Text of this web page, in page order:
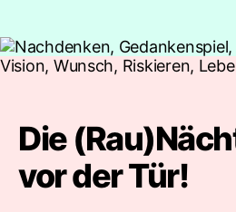
Die
vor der Tür!